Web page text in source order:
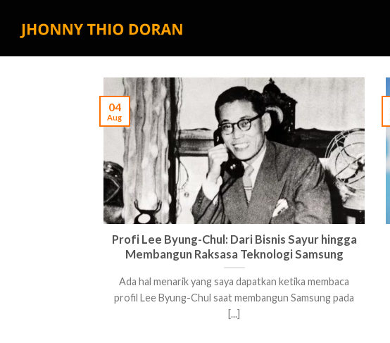
Profi Lee Byung-Chul: Dari Bisnis Sayur hingga
Membangun Raksasa Teknologi Samsung
Ada hal menarik yang saya dapatkan ketika membaca
profil Lee Byung-Chul saat membangun Samsung pada
[...]
04
Aug